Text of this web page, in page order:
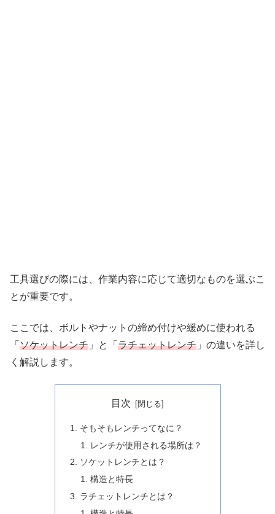
工具選びの際には、作業内容に応じて適切なものを選ぶこ
とが重要です。
ここでは、ボルトやナットの締め付けや緩めに使われる
「 ソケットレンチ 」と「 ラチェットレンチ 」の違いを詳し
く解説します。
目次
そもそもレンチってなに？
レンチが使用される場所は？
ソケットレンチとは？
構造と特長
ラチェットレンチとは？